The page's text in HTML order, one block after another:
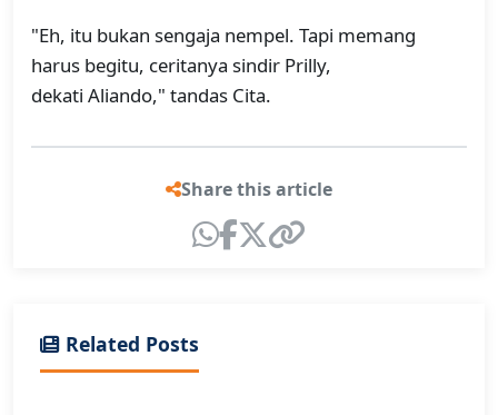
"Eh, itu bukan sengaja nempel. Tapi memang
harus begitu, ceritanya sindir Prilly,
dekati Aliando," tandas Cita.
Share this article
Related Posts